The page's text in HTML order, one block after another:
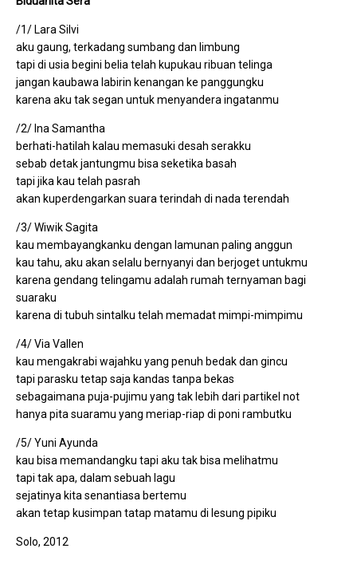
/1/ Lara Silvi
aku gaung, terkadang sumbang dan limbung
tapi di usia begini belia telah kupukau ribuan telinga
jangan kaubawa labirin kenangan ke panggungku
karena aku tak segan untuk menyandera ingatanmu
/2/ Ina Samantha
berhati-hatilah kalau memasuki desah serakku
sebab detak jantungmu bisa seketika basah
tapi jika kau telah pasrah
akan kuperdengarkan suara terindah di nada terendah
/3/ Wiwik Sagita
kau membayangkanku dengan lamunan paling anggun
kau tahu, aku akan selalu bernyanyi dan berjoget untukmu
karena gendang telingamu adalah rumah ternyaman bagi
suaraku
karena di tubuh sintalku telah memadat mimpi-mimpimu
/4/ Via Vallen
kau mengakrabi wajahku yang penuh bedak dan gincu
tapi parasku tetap saja kandas tanpa bekas
sebagaimana puja-pujimu yang tak lebih dari partikel not
hanya pita suaramu yang meriap-riap di poni rambutku
/5/ Yuni Ayunda
kau bisa memandangku tapi aku tak bisa melihatmu
tapi tak apa, dalam sebuah lagu
sejatinya kita senantiasa bertemu
akan tetap kusimpan tatap matamu di lesung pipiku
Solo, 2012